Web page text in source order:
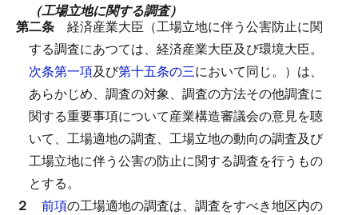
（工場立地に関する調査）
第二条 経済産業大臣（工場立地に伴う公害防止に関
する調査にあつては、経済産業大臣及び環境大臣。
次条第一項及び第十五条の三において同じ。）は、
あらかじめ、調査の対象、調査の方法その他調査に
関する重要事項について産業構造審議会の意見を聴
いて、工場適地の調査、工場立地の動向の調査及び
工場立地に伴う公害の防止に関する調査を行うもの
とする。
２ 前項の工場適地の調査は、調査をすべき地区内の